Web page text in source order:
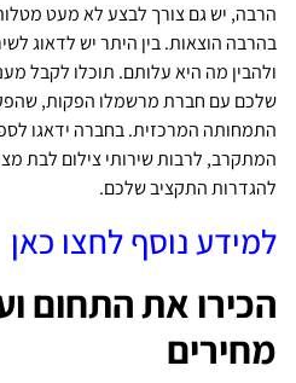
הרבה, יש גם צורך לבצע לא מעט
בהרבה הוצאות. בין היתר יש לדאוג
ולהבין מה היא עלותם. תוכלו לקבל
שלכם עם חברת מרשמלו הפקות,
התמחותה המרכזית. בחברה ידאגו
המתקרב, לרבות שירותי צילום לבת
להגדרות התקציב שלכם.
למידע נוסף לחצו כאן
הכירו את התחום
מחירים